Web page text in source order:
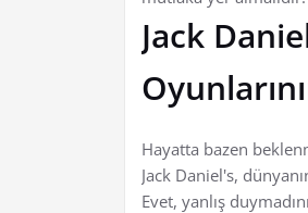
Jack
Hayatta bazen
Jack Daniel's,
Evet, yanlış